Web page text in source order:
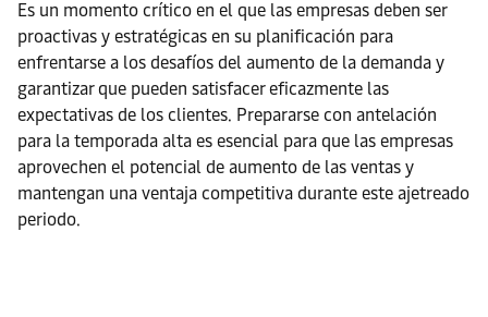
Es un momento crítico en el que las empresas deben ser
proactivas y estratégicas en su planificación para
enfrentarse a los desafíos del aumento de la demanda y
garantizar que pueden satisfacer eficazmente las
expectativas de los clientes. Prepararse con antelación
para la temporada alta es esencial para que las empresas
aprovechen el potencial de aumento de las ventas y
mantengan una ventaja competitiva durante este ajetreado
periodo.